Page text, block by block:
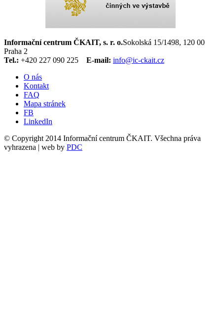
Informační centrum ČKAIT, s. r. o.Sokolská 15/1498, 120 00
Praha 2
Tel.: +420 227 090 225 E-mail: info@ic-ckait.cz
O nás
Kontakt
FAQ
Mapa stránek
FB
LinkedIn
© Copyright 2014 Informační centrum ČKAIT. Všechna práva
vyhrazena | web by PDC